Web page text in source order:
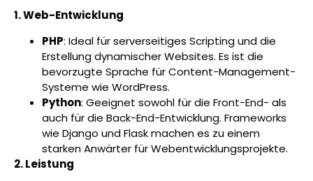
1. Web-Entwicklung
PHP: Ideal für serverseitiges Scripting und die
Erstellung dynamischer Websites. Es ist die
bevorzugte Sprache für Content-Management-
Systeme wie WordPress.
Python: Geeignet sowohl für die Front-End- als
auch für die Back-End-Entwicklung. Frameworks
wie Django und Flask machen es zu einem
starken Anwärter für Webentwicklungsprojekte.
2. Leistung